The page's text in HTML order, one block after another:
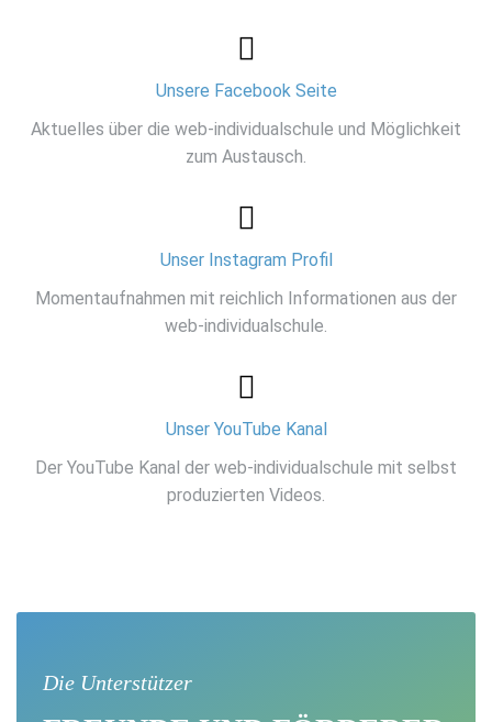
Unsere Facebook Seite
Aktuelles über die web-individualschule und Möglichkeit
zum Austausch.
Unser Instagram Profil
Momentaufnahmen mit reichlich Informationen aus der
web-individualschule.
Unser YouTube Kanal
Der YouTube Kanal der web-individualschule mit selbst
produzierten Videos.
Die Unterstützer